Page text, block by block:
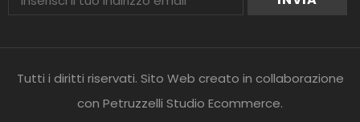
Tutti i diritti riservati. Sito Web creato in collaborazione
con Petruzzelli Studio Ecommerce.